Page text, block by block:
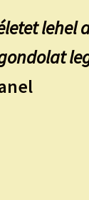
lehel